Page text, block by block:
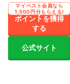
ポイントを獲得
する
マイベスト会員なら
1,500円分もらえる!
公式サイト